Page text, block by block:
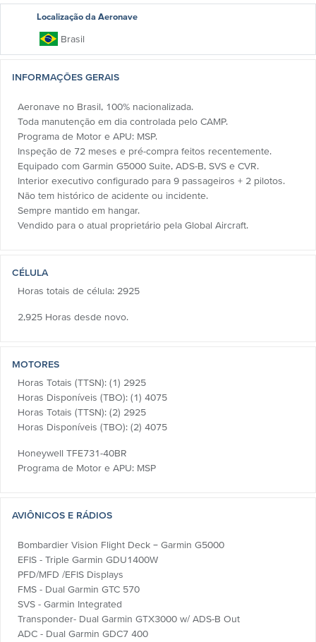
Localização da Aeronave
Brasil
INFORMAÇÕES GERAIS
Aeronave no Brasil, 100% nacionalizada.
Toda manutenção em dia controlada pelo CAMP.
Programa de Motor e APU: MSP.
Inspeção de 72 meses e pré-compra feitos recentemente.
Equipado com Garmin G5000 Suite, ADS-B, SVS e CVR.
Interior executivo configurado para 9 passageiros + 2 pilotos.
Não tem histórico de acidente ou incidente.
Sempre mantido em hangar.
Vendido para o atual proprietário pela Global Aircraft.
CÉLULA
Horas totais de célula: 2925
2,925 Horas desde novo.
MOTORES
Horas Totais (TTSN): (1) 2925
Horas Disponíveis (TBO): (1) 4075
Horas Totais (TTSN): (2) 2925
Horas Disponíveis (TBO): (2) 4075
Honeywell TFE731-40BR
Programa de Motor e APU: MSP
AVIÔNICOS E RÁDIOS
Bombardier Vision Flight Deck – Garmin G5000
EFIS - Triple Garmin GDU1400W
PFD/MFD /EFIS Displays
FMS - Dual Garmin GTC 570
SVS - Garmin Integrated
Transponder- Dual Garmin GTX3000 w/ ADS-B Out
ADC - Dual Garmin GDC7 400